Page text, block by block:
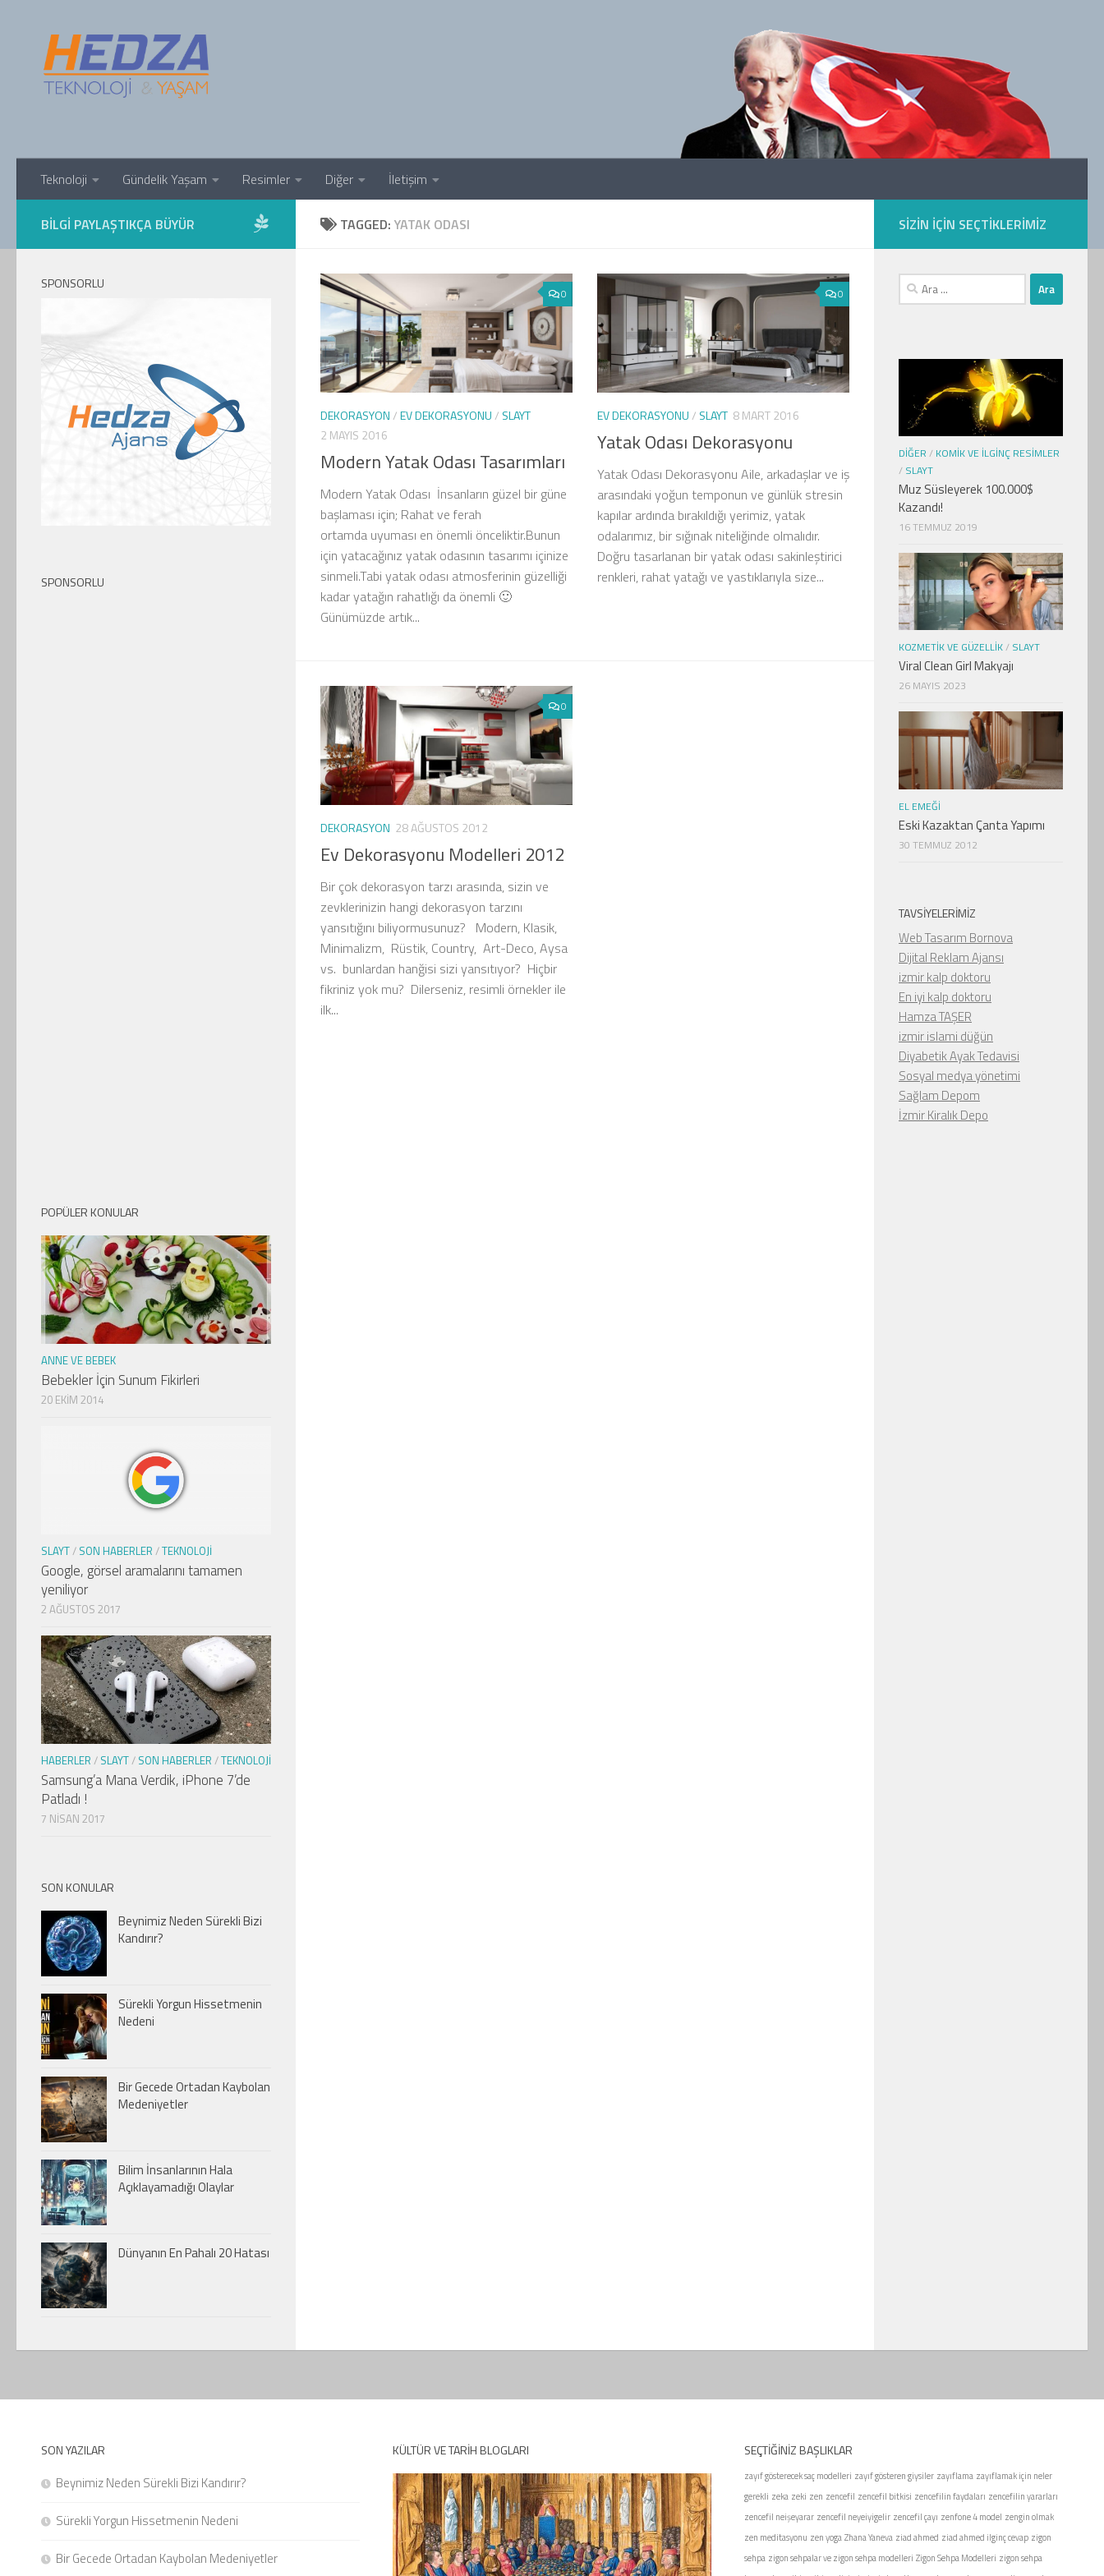
Teknoloji Gündelik Yaşam Resimler Diğer İletişim
TAGGED: YATAK ODASI
0
DEKORASYON/EV DEKORASYONU/ SLAYT
2 MAYIS 2016
Modern Yatak Odası Tasarımları
Modern Yatak Odası İnsanların güzel bir güne
başlaması için; Rahat ve ferah
ortamda uyuması en önemli önceliktir.Bunun
için yatacağınız yatak odasının tasarımı içinize
sinmeli.Tabi yatak odası atmosferinin güzelliği
kadar yatağın rahatlığı da önemli 🙂
Günümüzde artık...
0
EV DEKORASYONU/ SLAYT 8 MART 2016
Yatak Odası Dekorasyonu
Yatak Odası Dekorasyonu Aile, arkadaşlar ve iş
arasındaki yoğun temponun ve günlük stresin
kapılar ardında bırakıldığı yerimiz, yatak
odalarımız, bir sığınak niteliğinde olmalıdır.
Doğru tasarlanan bir yatak odası sakinleştirici
renkleri, rahat yatağı ve yastıklarıyla size...
0
DEKORASYON 28 AĞUSTOS 2012
Ev Dekorasyonu Modelleri 2012
Bir çok dekorasyon tarzı arasında, sizin ve
zevklerinizin hangi dekorasyon tarzını
yansıtığını biliyormusunuz? Modern, Klasik,
Minimalizm, Rüstik, Country, Art-Deco, Aysa
vs. bunlardan hanğisi sizi yansıtıyor? Hiçbir
fikriniz yok mu? Dilerseniz, resimli örnekler ile
ilk...
BILGI PAYLAŞTIKÇA BÜYÜR
SPONSORLU
SPONSORLU
POPÜLER KONULAR
ANNE VE BEBEK
Bebekler İçin Sunum Fikirleri
20 EKIM 2014
SLAYT/ SON HABERLER /TEKNOLOJI
Google, görsel aramalarını tamamen
yeniliyor
2 AĞUSTOS 2017
HABERLER / SLAYT/ SON HABERLER /TEKNOLOJI
Samsung’a Mana Verdik, iPhone 7’de
Patladı !
7 NISAN 2017
SON KONULAR
Beynimiz Neden Sürekli Bizi
Kandırır?
Sürekli Yorgun Hissetmenin
Nedeni
Bir Gecede Ortadan Kaybolan
Medeniyetler
Bilim İnsanlarının Hala
Açıklayamadığı Olaylar
Dünyanın En Pahalı 20 Hatası
SIZIN IÇIN SEÇTIKLERIMIZ
Arama:
DIĞER / KOMIK VE İLGINÇ RESIMLER
/ SLAYT
Muz Süsleyerek 100.000$
Kazandı!
16 TEMMUZ 2019
KOZMETIK VE GÜZELLIK/ SLAYT
Viral Clean Girl Makyajı
26 MAYIS 2023
EL EMEĞI
Eski Kazaktan Çanta Yapımı
30 TEMMUZ 2012
TAVSIYELERIMIZ
Web Tasarım Bornova
Dijital Reklam Ajansı
izmir kalp doktoru
En iyi kalp doktoru
Hamza TAŞER
izmir islami düğün
Diyabetik Ayak Tedavisi
Sosyal medya yönetimi
Sağlam Depom
İzmir Kiralık Depo
SON YAZILAR
Beynimiz Neden Sürekli Bizi Kandırır?
Sürekli Yorgun Hissetmenin Nedeni
Bir Gecede Ortadan Kaybolan Medeniyetler
KÜLTÜR VE TARIH BLOGLARI SEÇTIĞINIZ BAŞLIKLAR
zayıf gösterecek saç modelleri zayıf gösteren giysiler zayıflama zayıflamak için neler
gerekli zeka zeki zen zencefil zencefil bitkisi zencefilin faydaları zencefilin yararları
zencefil neişeyarar zencefil neyeiyigelir zencefil çayı zenfone 4 model zengin olmak
zen meditasyonu zen yogaZhana Yaneva ziad ahmed ziad ahmed ilginç cevap zigon
sehpa zigon sehpalar ve zigon sehpa modelleri Zigon Sehpa Modelleri zigon sehpa